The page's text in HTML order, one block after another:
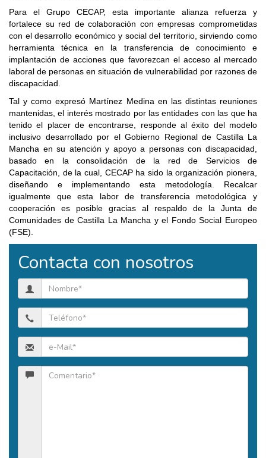
Para el Grupo CECAP, esta importante alianza refuerza y
fortalece su red de colaboración con empresas comprometidas
con el desarrollo económico y social del territorio, sirviendo como
herramienta técnica en la transferencia de conocimiento e
implantación de acciones que favorezcan el acceso al mercado
laboral de personas en situación de vulnerabilidad por razones de
discapacidad.
Tal y como expresó Martínez Medina en las distintas reuniones
mantenidas, el interés mostrado por las entidades con las que ha
tenido el placer de encontrarse, responde al éxito del modelo
inclusivo desarrollado por el Gobierno Regional de Castilla La
Mancha en su atención y apoyo a personas con discapacidad,
basado en la consolidación de la red de Servicios de
Capacitación, de la cual, CECAP ha sido la organización pionera,
diseñando e implementando esta metodología. Recalcar
igualmente que esta labor de transferencia metodológica y
cooperación es posible gracias al respaldo de la Junta de
Comunidades de Castilla La Mancha y el Fondo Social Europeo
(FSE).
Contacta con nosotros